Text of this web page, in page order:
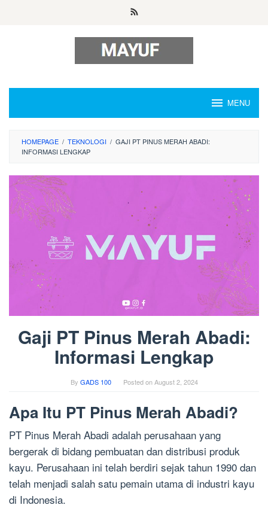
MENU
HOMEPAGE / TEKNOLOGI / GAJI PT PINUS MERAH ABADI:
INFORMASI LENGKAP
Gaji PT Pinus Merah Abadi:
Informasi Lengkap
By GADS 100 Posted onAugust 2, 2024
Apa Itu PT Pinus Merah Abadi?
PT Pinus Merah Abadi adalah perusahaan yang
bergerak di bidang pembuatan dan distribusi produk
kayu. Perusahaan ini telah berdiri sejak tahun 1990 dan
telah menjadi salah satu pemain utama di industri kayu
di Indonesia.